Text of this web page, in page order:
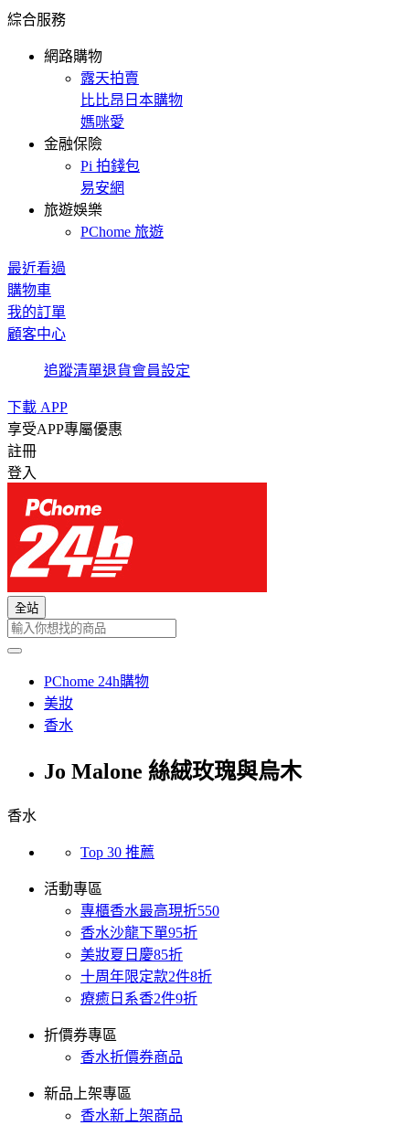
綜合服務
網路購物
露天拍賣
比比昂日本購物
媽咪愛
金融保險
Pi 拍錢包
易安網
旅遊娛樂
PChome 旅遊
最近看過
購物車
我的訂單
顧客中心
追蹤清單退貨會員設定
下載 APP
享受APP專屬優惠
註冊
登入
全站
PChome 24h購物
美妝
香水
Jo Malone 絲絨玫瑰與烏木
香水
Top 30 推薦
活動專區
專櫃香水最高現折550
香水沙龍下單95折
美妝夏日慶85折
十周年限定款2件8折
療癒日系香2件9折
折價券專區
香水折價券商品
新品上架專區
香水新上架商品